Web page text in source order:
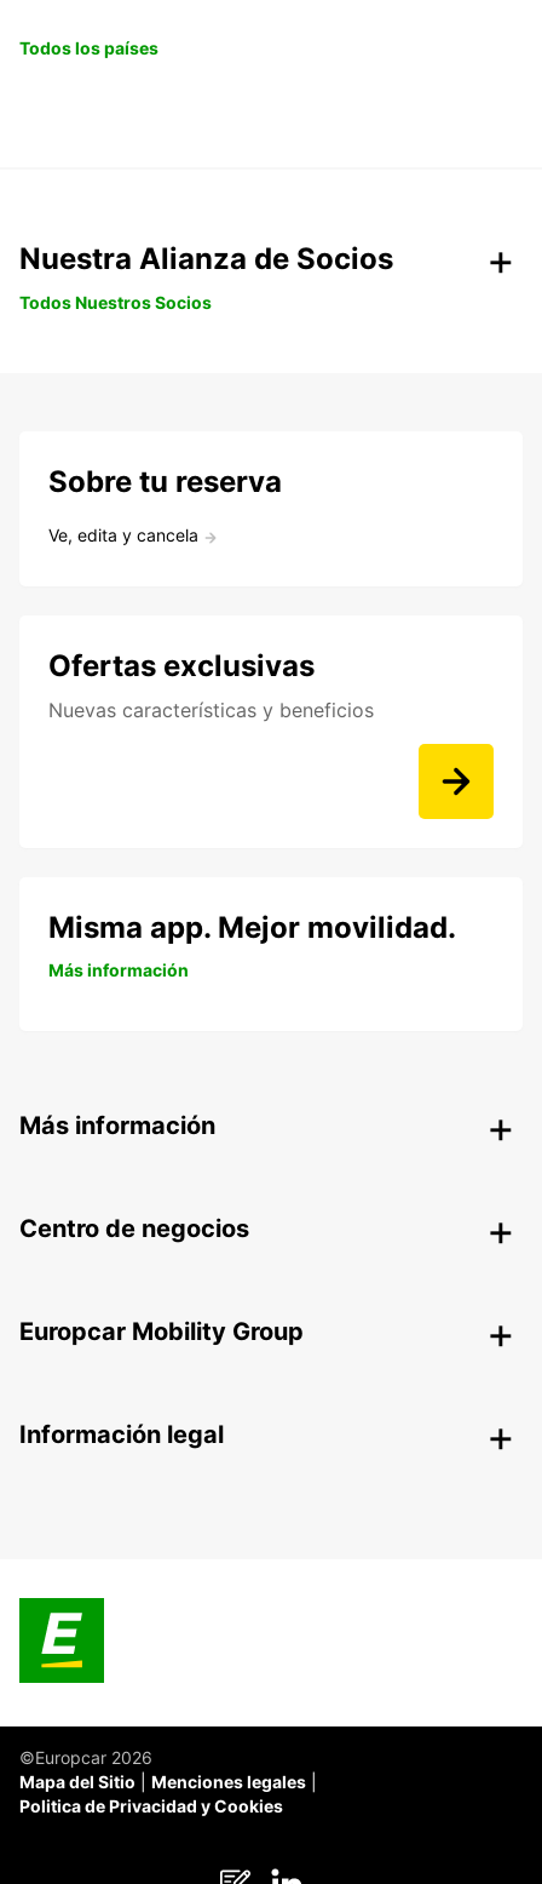
Todos los países
Nuestra Alianza de Socios
Todos Nuestros Socios
Sobre tu reserva
Ve, edita y cancela
Ofertas exclusivas
Nuevas características y beneficios
Misma app. Mejor movilidad.
Más información
Más información
Centro de negocios
Europcar Mobility Group
Información legal
©Europcar 2026
Mapa del Sitio
Menciones legales
Politica de Privacidad y Cookies